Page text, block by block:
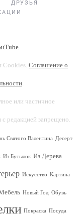
ДРУЗЬЯ
Cookies. Соглашение о
или частичное
с редакцией запрещено.
Святого Валентина Десерт
Из Бутылок Из Дерева
Искусство Картина
Новый Год Обувь
Покраска Посуда